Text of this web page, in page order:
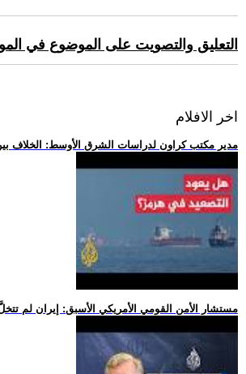
التعليق والتصويت على الموضوع في
اخر الافلام
.. مدير مكتب كراون لدراسات الشرق الأوسط: الخلاف
.. مستشار الأمن القومي الأمريكي الأسبق: إيران لم